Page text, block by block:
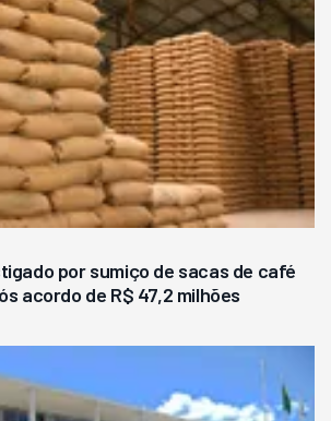
por sumiço de sacas de café
acordo de R$ 47,2 milhões